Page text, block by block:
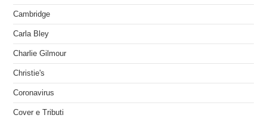
Cambridge
Carla Bley
Charlie Gilmour
Christie's
Coronavirus
Cover e Tributi